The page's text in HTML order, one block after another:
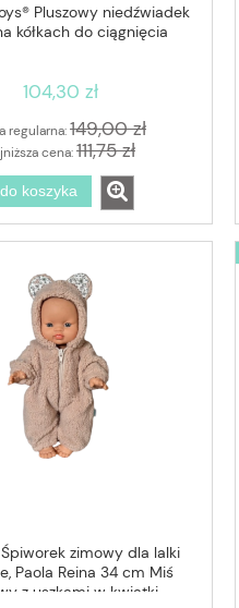
Pluszowy niedźwiadek
kółkach do ciągnięcia
104,30 zł
regularna:149,00 zł
cena:111,75 zł
do koszyka
zimowy dla lalki
Paola Reina 34 cm Miś
z uszkami w kwiatki